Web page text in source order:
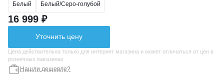
Белый Белый/Серо-голубой
16 999 ₽
Уточнить цену
Цена действительна только для интернет магазина и может отличаться от цен в
розничных магазинах
Нашли дешевле?